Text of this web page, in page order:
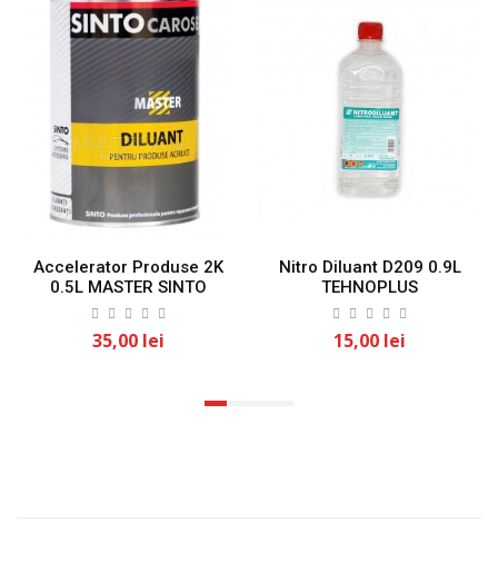
Accelerator Produse 2K
0.5L MASTER SINTO
35,00 lei
Nitro Diluant D209 0.9L
TEHNOPLUS
15,00 lei